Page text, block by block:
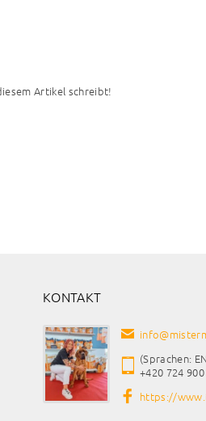
Artikel schreibt!
KONTAKT
info@
(Sprachen:
+420 724
https://